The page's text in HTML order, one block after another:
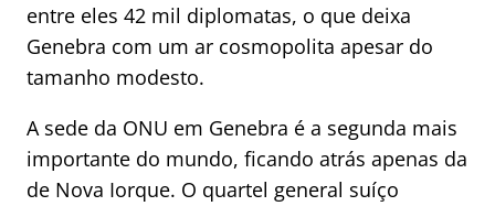
entre eles 42 mil diplomatas, o que deixa
Genebra com um ar cosmopolita apesar do
tamanho modesto.
A sede da ONU em Genebra é a segunda mais
importante do mundo, ficando atrás apenas da
de Nova Iorque. O quartel general suíço